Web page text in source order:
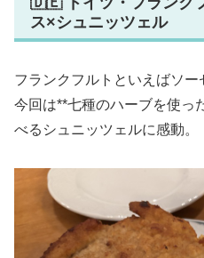
ス×シュニッツェル
フランクフルトといえばソー
今回は**七種のハーブを使っ
べるシュニッツェルに感動。